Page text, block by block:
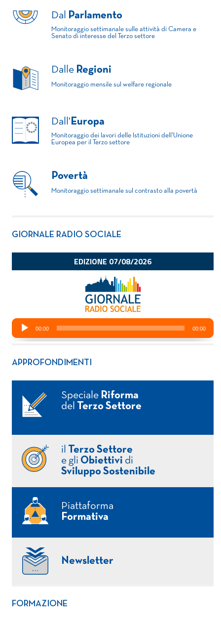
Dal Parlamento
Monitoraggio settimanale sulle attività di Camera e
Senato di interesse del Terzo settore
Dalle Regioni
Monitoraggio mensile sul welfare regionale
Dall' Europa
Monitoraggio dei lavori delle Istituzioni dell'Unione
Europea per il Terzo settore
Povertà
Monitoraggio settimanale sul contrasto alla povertà
GIORNALE RADIO SOCIALE
APPROFONDIMENTI
Speciale Riforma
del
Terzo Settore
il
Terzo Settore
e gli Obiettivi di
Sviluppo Sostenibile
Piattaforma
Formativa
Newsletter
FORMAZIONE